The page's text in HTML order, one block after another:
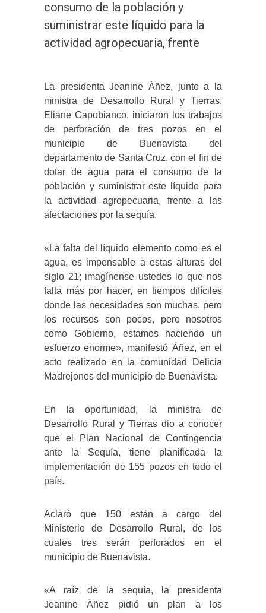
consumo de la población y
suministrar este líquido para la
actividad agropecuaria, frente
La presidenta Jeanine Áñez, junto a la
ministra de Desarrollo Rural y Tierras,
Eliane Capobianco, iniciaron los trabajos
de perforación de tres pozos en el
municipio de Buenavista del
departamento de Santa Cruz, con el fin de
dotar de agua para el consumo de la
población y suministrar este líquido para
la actividad agropecuaria, frente a las
afectaciones por la sequía.
«La falta del líquido elemento como es el
agua, es impensable a estas alturas del
siglo 21; imagínense ustedes lo que nos
falta más por hacer, en tiempos difíciles
donde las necesidades son muchas, pero
los recursos son pocos, pero nosotros
como Gobierno, estamos haciendo un
esfuerzo enorme», manifestó Áñez, en el
acto realizado en la comunidad Delicia
Madrejones del municipio de Buenavista.
En la oportunidad, la ministra de
Desarrollo Rural y Tierras dio a conocer
que el Plan Nacional de Contingencia
ante la Sequía, tiene planificada la
implementación de 155 pozos en todo el
país.
Aclaró que 150 están a cargo del
Ministerio de Desarrollo Rural, de los
cuales tres serán perforados en el
municipio de Buenavista.
«A raíz de la sequía, la presidenta
Jeanine Áñez pidió un plan a los